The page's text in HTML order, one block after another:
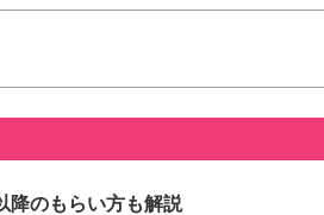
降のもらい方も解説